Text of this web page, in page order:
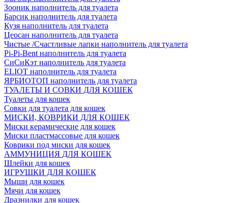
Зооник наполнитель для туалета
Барсик наполнитель для туалета
Кузя наполнитель для туалета
Цеосан наполнитель для туалета
Чистые /Счастливые лапки наполнитель для туалета
Pi-Pi-Bent наполнитель для туалета
СиСиКэт наполнитель для туалета
ELIOT наполнитель для туалета
ЯРБИОТОП наполнитель для туалета
ТУАЛЕТЫ И СОВКИ ДЛЯ КОШЕК
Туалеты для кошек
Совки для туалета для кошек
МИСКИ, КОВРИКИ ДЛЯ КОШЕК
Миски керамические для кошек
Миски пластмассовые для кошек
Коврики под миски для кошек
АММУНИЦИЯ ДЛЯ КОШЕК
Шлейки для кошек
ИГРУШКИ ДЛЯ КОШЕК
Мыши для кошек
Мячи для кошек
Дразнилки для кошек